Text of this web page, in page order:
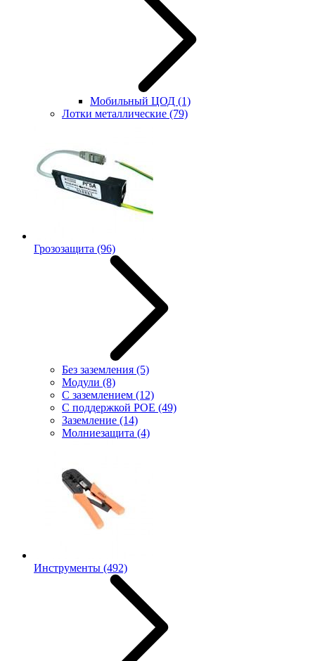
Мобильный ЦОД (1)
Лотки металлические (79)
Грозозащита (96)
Без заземления (5)
Модули (8)
С заземлением (12)
С поддержкой POE (49)
Заземление (14)
Молниезащита (4)
Инструменты (492)